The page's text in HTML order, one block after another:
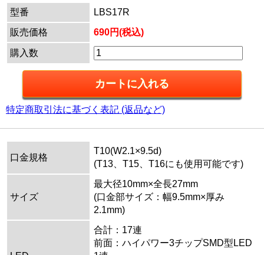
型番
LBS17R
販売価格
690円(税込)
購入数
特定商取引法に基づく表記 (返品など)
口金規格
T10(W2.1×9.5d)
(T13、T15、T16にも使用可能です)
サイズ
最大径10mm×全長27mm
(口金部サイズ：幅9.5mm×厚み
2.1mm)
合計：17連
前面：ハイパワー3チップSMD型LED